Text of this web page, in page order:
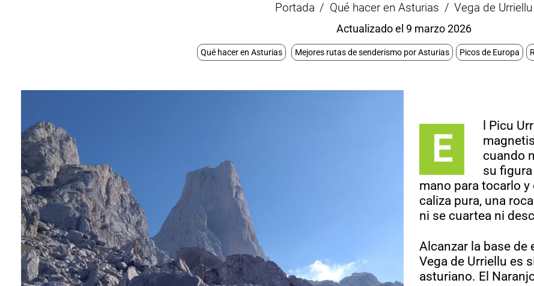
Portada Qué hacer en Asturias Vega de Urriellu
Actualizado el 9 marzo 2026
Qué hacer en Asturias Mejores rutas de senderismo por Asturias Picos de Europa
E
l Picu
cuando
su
mano para tocarlo
caliza pura, una
ni se cuartea ni
Alcanzar la base de
Vega de Urriellu es
asturiano. El